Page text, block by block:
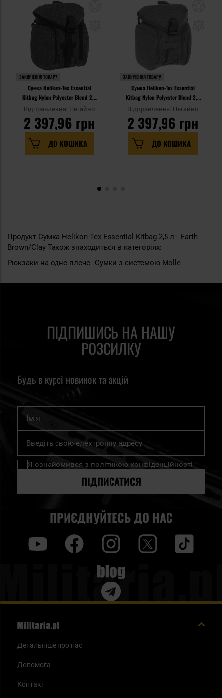
ЗАКІНЧЕННЯ ТОВАРУ
Сумка Helikon-Tex Essential
Kitbag Nylon Polyester Blend 2,5
л - Melange Black/Grey
Відправлення: Негайно
2 397,96 грн
ДО КОШИКА
ЗАКІНЧЕННЯ ТОВАРУ
Сумка Helikon-Tex Essential
Kitbag Nylon Polyester Blend 2,5
л - Melange Grey
Відправлення: Негайно
2 397,96 грн
ДО КОШИКА
Продукт Сумка Helikon-Tex Essential Kitbag 2,5 л - Earth
Brown/Clay Також знаходиться в категоріях:
Рюкзаки на одне плече Сумки з системою Molle
ПІДПИШИСЬ НА НАШУ
РОЗСИЛКУ
Будь в курсі новинок та акцій
Підпишіться
нашу
розсилку
Я ознайомився з політикою конфіденційності
ПІДПИСАТИСЯ
ПРИЄДНУЙТЕСЬ ДО НАС
Blog
Детальніше про нас
Допомога
Контакт